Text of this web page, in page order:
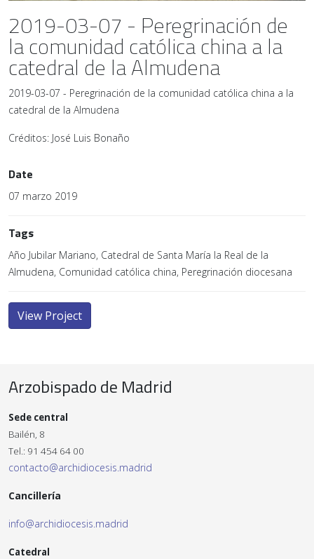
2019-03-07 - Peregrinación de
la comunidad católica china a la
catedral de la Almudena
2019-03-07 - Peregrinación de la comunidad católica china a la
catedral de la Almudena
Créditos: José Luis Bonaño
Date
07 marzo 2019
Tags
Año Jubilar Mariano, Catedral de Santa María la Real de la
Almudena, Comunidad católica china, Peregrinación diocesana
View Project
Arzobispado de Madrid
Sede central
Bailén, 8
Tel.: 91 454 64 00
contacto@archidiocesis.madrid
Cancillería
info@archidiocesis.madrid
Catedral